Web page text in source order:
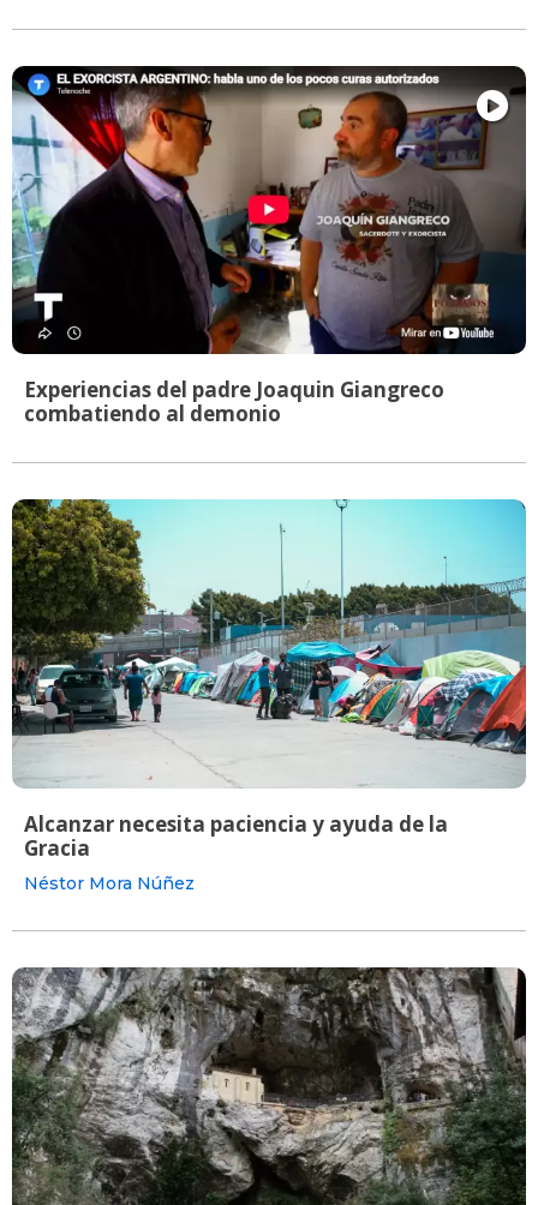
Experiencias del padre Joaquin Giangreco
combatiendo al demonio
Alcanzar necesita paciencia y ayuda de la
Gracia
Néstor Mora Núñez